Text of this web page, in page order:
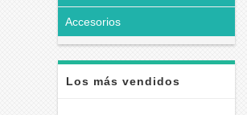
Accesorios
Los más vendidos